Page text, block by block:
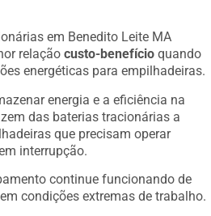
em Benedito Leite MA
relaçãocusto-benefício quando
energéticas para empilhadeiras.
energia e a eficiência na
das baterias tracionárias a
que precisam operar
interrupção.
continue funcionando de
condições extremas de trabalho.